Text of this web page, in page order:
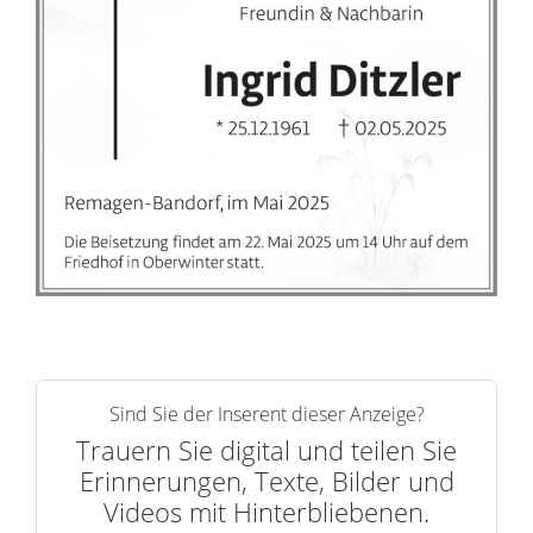
e
n
Sind Sie der Inserent dieser Anzeige?
Trauern Sie digital und teilen Sie
Erinnerungen, Texte, Bilder und
Videos mit Hinterbliebenen.